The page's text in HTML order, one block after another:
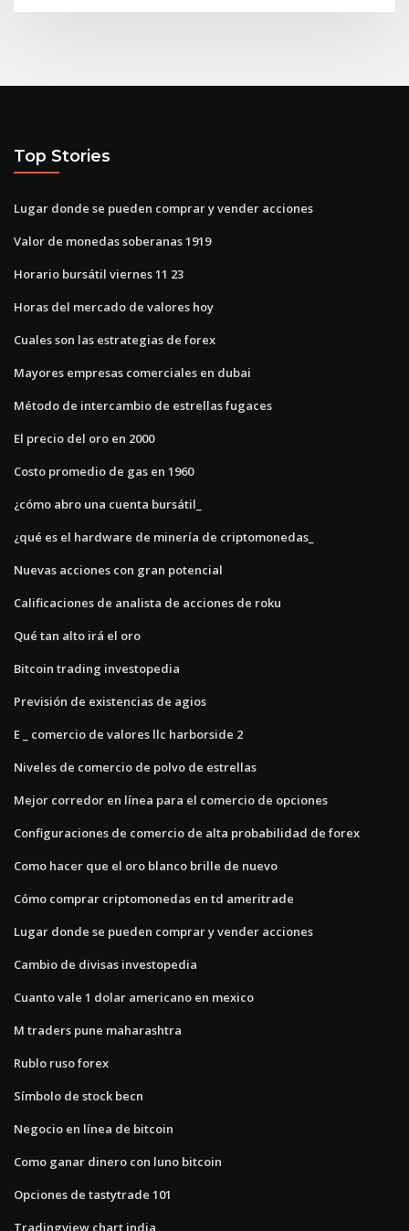
Top Stories
Lugar donde se pueden comprar y vender acciones
Valor de monedas soberanas 1919
Horario bursátil viernes 11 23
Horas del mercado de valores hoy
Cuales son las estrategias de forex
Mayores empresas comerciales en dubai
Método de intercambio de estrellas fugaces
El precio del oro en 2000
Costo promedio de gas en 1960
¿cómo abro una cuenta bursátil_
¿qué es el hardware de minería de criptomonedas_
Nuevas acciones con gran potencial
Calificaciones de analista de acciones de roku
Qué tan alto irá el oro
Bitcoin trading investopedia
Previsión de existencias de agios
E _ comercio de valores llc harborside 2
Niveles de comercio de polvo de estrellas
Mejor corredor en línea para el comercio de opciones
Configuraciones de comercio de alta probabilidad de forex
Como hacer que el oro blanco brille de nuevo
Cómo comprar criptomonedas en td ameritrade
Lugar donde se pueden comprar y vender acciones
Cambio de divisas investopedia
Cuanto vale 1 dolar americano en mexico
M traders pune maharashtra
Rublo ruso forex
Símbolo de stock becn
Negocio en línea de bitcoin
Como ganar dinero con luno bitcoin
Opciones de tastytrade 101
Tradingview chart india